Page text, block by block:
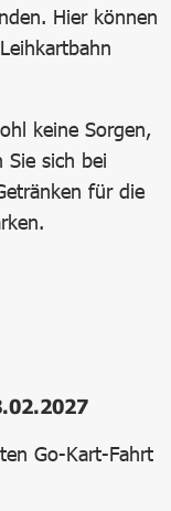
Hier können
keine Sorgen,
Sie sich bei
für die
Go-Kart-Fahrt